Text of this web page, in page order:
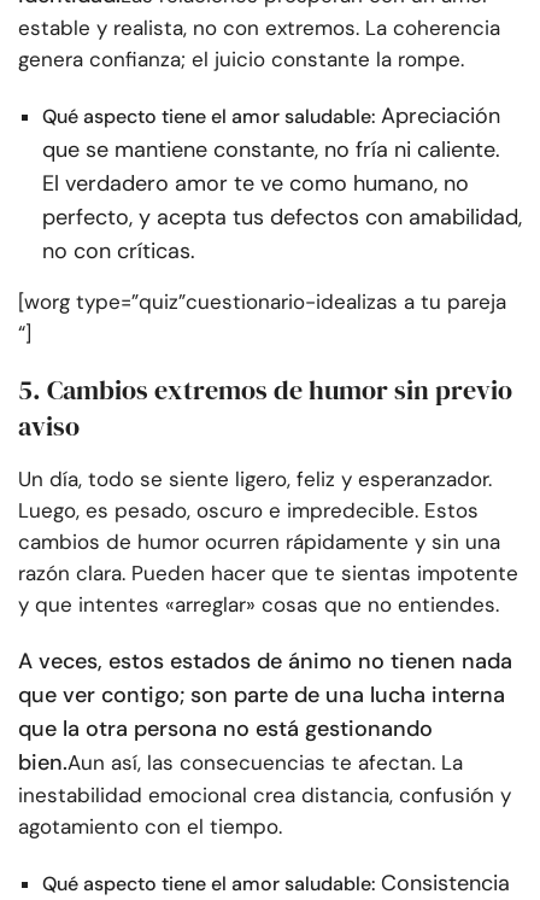
estable y realista, no con extremos. La coherencia
genera confianza; el juicio constante la rompe.
Qué aspecto tiene el amor saludable: Apreciación
que se mantiene constante, no fría ni caliente.
El verdadero amor te ve como humano, no
perfecto, y acepta tus defectos con amabilidad,
no con críticas.
[worg type=”quiz”cuestionario-idealizas a tu pareja
“]
5. Cambios extremos de humor sin previo
aviso
Un día, todo se siente ligero, feliz y esperanzador.
Luego, es pesado, oscuro e impredecible. Estos
cambios de humor ocurren rápidamente y sin una
razón clara. Pueden hacer que te sientas impotente
y que intentes «arreglar» cosas que no entiendes.
A veces, estos estados de ánimo no tienen nada
que ver contigo; son parte de una lucha interna
que la otra persona no está gestionando
bien.Aun así, las consecuencias te afectan. La
inestabilidad emocional crea distancia, confusión y
agotamiento con el tiempo.
Qué aspecto tiene el amor saludable: Consistencia